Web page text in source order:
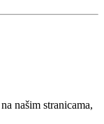
našim stranicama,